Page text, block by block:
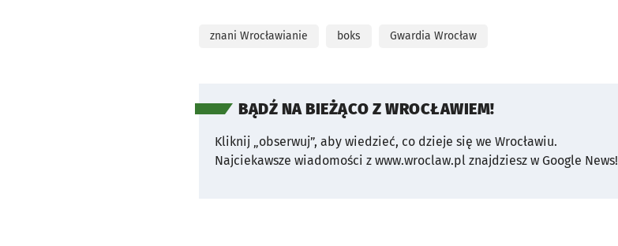
znani Wrocławianie boks Gwardia Wrocław
BĄDŹ NA BIEŻĄCO Z WROCŁAWIEM!
Kliknij „obserwuj”, aby wiedzieć, co dzieje się we Wrocławiu.
Najciekawsze wiadomości z www.wroclaw.pl znajdziesz w Google News!